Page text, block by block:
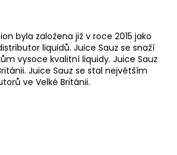
byla založena již v roce 2015 jako
liquidů. Juice Sauz se snaží
vysoce kvalitní liquidy. Juice Sauz
Juice Sauz se stal největším
ve Velké Británii.